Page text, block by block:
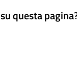
questa